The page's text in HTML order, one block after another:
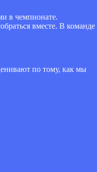
в чемпионате.
вместе. В команде
по тому, как мы